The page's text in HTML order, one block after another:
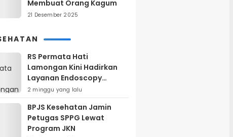
Membuat Orang Kagum
21 Desember 2025
RS Permata Hati
Lamongan Kini Hadirkan
Layanan Endoscopy
Modern, Begini
Keunggulannya
2 minggu yang lalu
BPJS Kesehatan Jamin
Petugas SPPG Lewat
Program JKN